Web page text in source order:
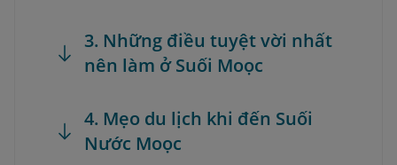
3. Những điều tuyệt vời nhất
nên làm ở Suối Moọc
4. Mẹo du lịch khi đến Suối
Nước Moọc